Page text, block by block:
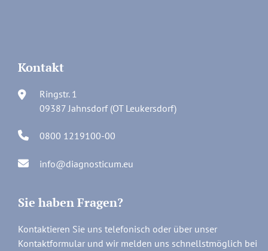
Kontakt
Ringstr. 1
09387 Jahnsdorf (OT Leukersdorf)
0800 1219100-00
info@diagnosticum.eu
Sie haben Fragen?
Kontaktieren Sie uns telefonisch oder über unser
Kontaktformular und wir melden uns schnellstmöglich bei